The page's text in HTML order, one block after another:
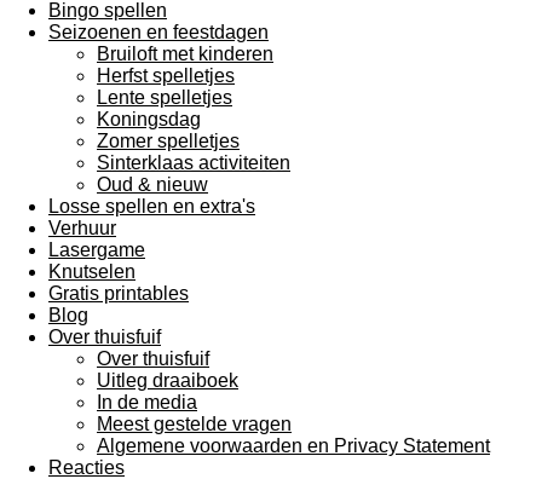
Bingo spellen
Seizoenen en feestdagen
Bruiloft met kinderen
Herfst spelletjes
Lente spelletjes
Koningsdag
Zomer spelletjes
Sinterklaas activiteiten
Oud & nieuw
Losse spellen en extra's
Verhuur
Lasergame
Knutselen
Gratis printables
Blog
Over thuisfuif
Over thuisfuif
Uitleg draaiboek
In de media
Meest gestelde vragen
Algemene voorwaarden en Privacy Statement
Reacties